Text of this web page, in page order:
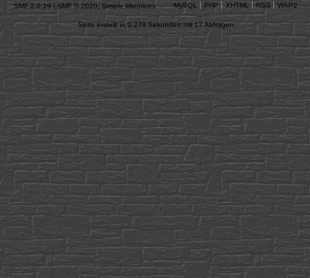
SMF 2.0.19 | SMF © 2020 ,Simple Machines MySQL PHP XHTML RSS WAP2
Seite erstellt in 0.279 Sekunden mit 17 Abfragen.